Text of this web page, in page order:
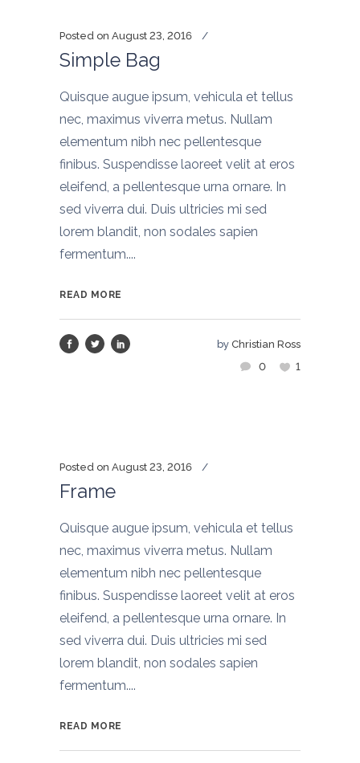
Posted on August 23, 2016
Simple Bag
Quisque augue ipsum, vehicula et tellus
nec, maximus viverra metus. Nullam
elementum nibh nec pellentesque
finibus. Suspendisse laoreet velit at eros
eleifend, a pellentesque urna ornare. In
sed viverra dui. Duis ultricies mi sed
lorem blandit, non sodales sapien
fermentum....
READ MORE
by Christian Ross
0
1
Posted on August 23, 2016
Frame
Quisque augue ipsum, vehicula et tellus
nec, maximus viverra metus. Nullam
elementum nibh nec pellentesque
finibus. Suspendisse laoreet velit at eros
eleifend, a pellentesque urna ornare. In
sed viverra dui. Duis ultricies mi sed
lorem blandit, non sodales sapien
fermentum....
READ MORE